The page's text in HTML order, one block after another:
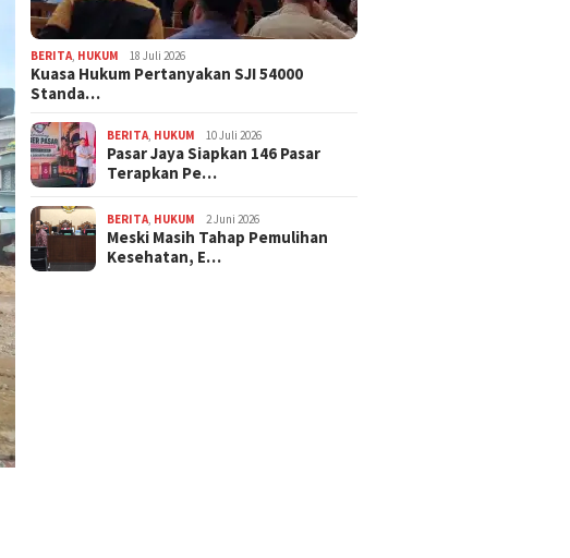
BERITA HUKUM 18 Juli 2026
Kuasa Hukum Pertanyakan SJI 54000
Standa…
BERITA HUKUM 10 Juli 2026
Pasar Jaya Siapkan 146 Pasar
Terapkan Pe…
BERITA HUKUM 2 Juni 2026
Meski Masih Tahap Pemulihan
Kesehatan, E…